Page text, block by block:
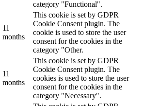
category "Functional".
11
months
This cookie is set by GDPR
Cookie Consent plugin. The
cookie is used to store the user
consent for the cookies in the
category "Other.
11
months
This cookie is set by GDPR
Cookie Consent plugin. The
cookies is used to store the user
consent for the cookies in the
category "Necessary".